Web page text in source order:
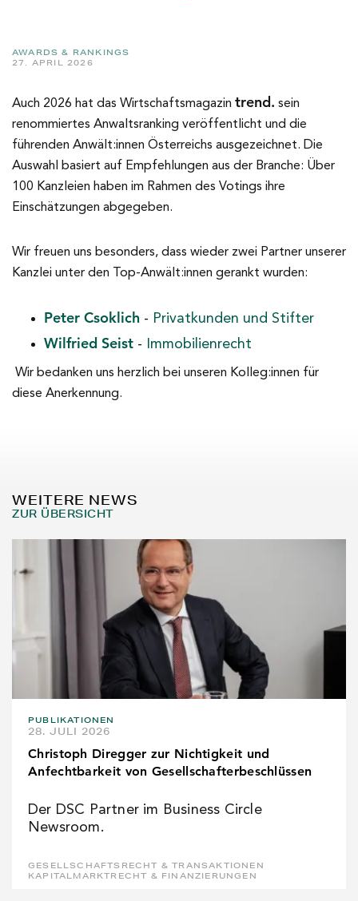
AWARDS & RANKINGS
27. APRIL 2026
Auch 2026 hat das Wirtschaftsmagazin trend. sein
renommiertes Anwaltsranking veröffentlicht und die
führenden Anwält:innen Österreichs ausgezeichnet. Die
Auswahl basiert auf Empfehlungen aus der Branche: Über
100 Kanzleien haben im Rahmen des Votings ihre
Einschätzungen abgegeben.
Wir freuen uns besonders, dass wieder zwei Partner unserer
Kanzlei unter den Top-Anwält:innen gerankt wurden:
Peter Csoklich - Privatkunden und Stifter
Wilfried Seist - Immobilienrecht
Wir bedanken uns herzlich bei unseren Kolleg:innen für
diese Anerkennung.
WEITERE NEWS
ZUR ÜBERSICHT
PUBLIKATIONEN
28. JULI 2026
Christoph Diregger zur Nichtigkeit und
Anfechtbarkeit von Gesellschafterbeschlüssen
Der DSC Partner im Business Circle
Newsroom.
GESELLSCHAFTSRECHT & TRANSAKTIONEN
KAPITALMARKTRECHT & FINANZIERUNGEN